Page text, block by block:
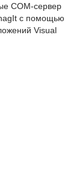
COM-сервер
с помощью
Visual